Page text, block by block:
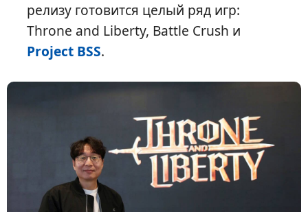
релизу готовится целый ряд игр:
Throne and Liberty, Battle Crush и
Project BSS.